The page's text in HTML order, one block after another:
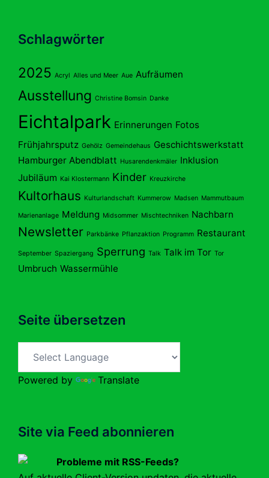
Schlagwörter
2025 Acryl Alles und Meer Aue Aufräumen
Ausstellung Christine Bomsin Danke
Eichtalpark Erinnerungen Fotos
Frühjahrsputz Gehölz Gemeindehaus Geschichtswerkstatt
Hamburger Abendblatt Husarendenkmäler Inklusion
Jubiläum Kai Klostermann Kinder Kreuzkirche
Kultorhaus Kulturlandschaft Kummerow Madsen Mammutbaum
Marienanlage Meldung Midsommer Mischtechniken Nachbarn
Newsletter Parkbänke Pflanzaktion Programm Restaurant
September Spaziergang Sperrung Talk Talk im Tor Tor
Umbruch Wassermühle
Seite übersetzen
Powered by Translate
Site via Feed abonnieren
Probleme mit RSS-Feeds?